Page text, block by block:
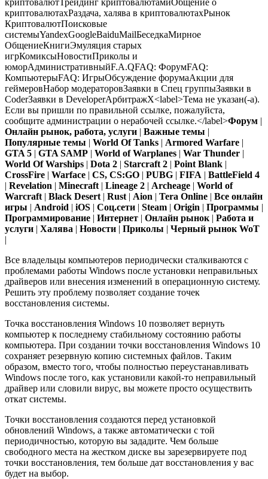
криптовалютахРаздача, халява в криптовалютахРынок
КриптовалютПоисковые
системыYandexGoogleBaiduMailБеседкаМирное
ОбщениеКнигиЭмуляция старых
игрКомиксыНовостиПриколы и
юморАдминистративныйF.A.QFAQ: ФорумFAQ:
КомпьютерыFAQ: ИгрыОбсуждение форумаАкции для
геймеровНабор модераторовЗаявки в Спец группыЗаявки в
CoderЗаявки в DeveloperАрбитражX<label>Тема не указан(-а).
Если вы пришли по правильной ссылке, пожалуйста,
сообщите администрации о нерабочей ссылке.</label>Форум |
Онлайн рынок, работа, услуги | Важные темы |
Популярные темы | World Of Tanks | Armored Warfare |
GTA 5 | GTA SAMP | World of Warplanes | War Thunder |
World Of Warships | Dota 2 | Starcraft 2 | Point Blank |
CrossFire | Warface | CS, CS:GO | PUBG | FIFA | BattleField 4
| Revelation | Minecraft | Lineage 2 | Archeage | World of
Warcraft | Black Desert | Rust | Aion | Tera Online | Все онлайн
игры | Android | iOS | Cоц.сети | Steam | Origin | Программы |
Программирование | Интернет | Онлайн рынок | Работа и
услуги | Халява | Новости | Приколы | Черный рынок WoT
|
Все владельцы компьютеров периодически сталкиваются с
проблемами работы Windows после установки неправильных
драйверов или внесения изменений в операционную систему.
Решить эту проблему позволяет создание точек
восстановления системы.
Точка восстановления Windows 10 позволяет вернуть
компьютер к последнему стабильному состоянию работы
компьютера. При создании точки восстановления Windows 10
сохраняет резервную копию системных файлов. Таким
образом, вместо того, чтобы полностью переустанавливать
Windows после того, как установили какой-то неправильный
драйвер или словили вирус, вы можете просто осуществить
откат системы.
Точки восстановления создаются перед установкой
обновлений Windows, а также автоматически с той
периодичностью, которую вы зададите. Чем больше
свободного места на жестком диске вы зарезервируете под
точки восстановления, тем больше дат восстановления у вас
будет на выбор.